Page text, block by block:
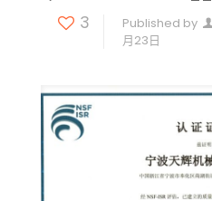
3 Published by
月23日